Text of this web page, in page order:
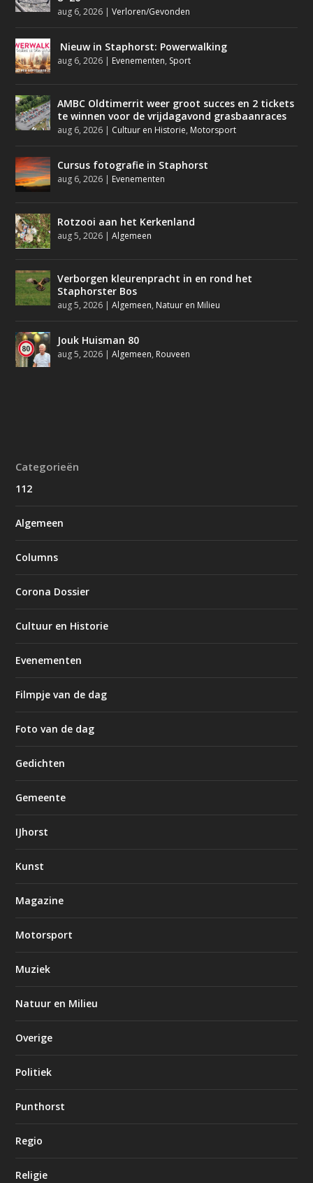
aug 6, 2026 |Verloren/Gevonden
Nieuw in Staphorst: Powerwalking
aug 6, 2026 | Evenementen, Sport
AMBC Oldtimerrit weer groot succes en 2 tickets
te winnen voor de vrijdagavond grasbaanraces
aug 6, 2026 | Cultuur en Historie, Motorsport
Cursus fotografie in Staphorst
aug 6, 2026 | Evenementen
Rotzooi aan het Kerkenland
aug 5, 2026 |Algemeen
Verborgen kleurenpracht in en rond het
Staphorster Bos
aug 5, 2026 |Algemeen, Natuur en Milieu
Jouk Huisman 80
aug 5, 2026 |Algemeen, Rouveen
Categorieën
112
Algemeen
Columns
Corona Dossier
Cultuur en Historie
Evenementen
Filmpje van de dag
Foto van de dag
Gedichten
Gemeente
IJhorst
Kunst
Magazine
Motorsport
Muziek
Natuur en Milieu
Overige
Politiek
Punthorst
Regio
Religie